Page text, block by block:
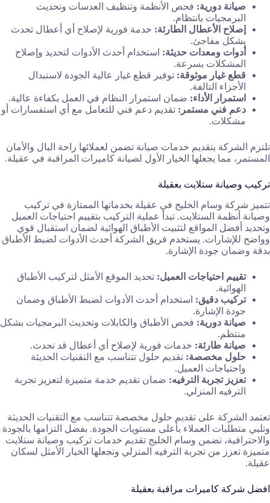
صيانة دورية: فحص الأنظمة وتنظيف العدسات وتحديث
البرمجيات بانتظام.
إصلاح الأعطال الطارئة: خدمة فورية لإصلاح أي أعطال تحدث
بشكل مفاجئ.
أدوات ومعدات حديثة: استخدام أحدث الأدوات لتحديد وإصلاح
المشكلات بسرعة.
قطع غيار موثوقة: توفير قطع غيار عالية الجودة لاستبدال
الأجزاء التالفة.
استمرار الأداء: ضمان استمرار النظام في العمل بكفاءة عالية.
دعم فني مستمر: تقديم دعم فني للتعامل مع أي استفسارات أو
مشكلات.
تلتزم الشركة بتقديم خدمات صيانة تضمن لعملائها راحة البال والأمان
المستمر، مما يجعلها الخيار الأول لصيانة كاميرات المراقبة في عقيلة.
تركيب وصيانة ستلايت بعقيلة
تتميز شركة وسام الخليج في عقيلة بخدماتها الممتازة في تركيب
وصيانة أنظمة الستلايت. تبدأ عملية التركيب بتقييم احتياجات العميل
وتحديد أفضل المواقع لتثبيت الأطباق الهوائية لضمان استقبال قوي
وواضح للإشارات. يستخدم فريق الشركة أحدث الأدوات لضبط الأطباق
بدقة وضمان جودة الإشارة.
تقييم احتياجات العميل: تحديد الموقع الأمثل لتركيب الأطباق
الهوائية.
تركيب دقيق: استخدام أحدث الأدوات لضبط الأطباق وضمان
جودة الإشارة.
صيانة دورية: فحص الأطباق والكابلات وتحديث البرمجيات بشكل
منتظم.
صيانة طارئة: خدمات فورية لإصلاح أي أعطال قد تحدث.
حلول مخصصة: تقديم حلول تتناسب مع التقنيات الحديثة
واحتياجات العميل.
تعزيز تجربة الترفيه: ضمان تقديم خدمة متميزة لتعزيز تجربة
الترفيه المنزلي.
تعتمد الشركة على تقديم حلول مخصصة تتناسب مع التقنيات الحديثة
وتلبي متطلبات العملاء بأعلى مستويات الجودة. بفضل التزامها بالجودة
والاحترافية، تضمن وسام الخليج تقديم خدمات تركيب وصيانة ستلايت
متميزة تعزز من تجربة الترفيه المنزلي وتجعلها الخيار الأمثل لسكان
عقيلة.
افضل شركة كاميرات مراقبة بعقيلة